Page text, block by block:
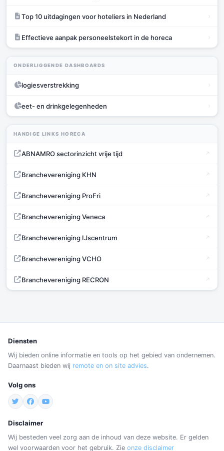
Top 10 uitdagingen voor hoteliers in Nederland ›
Effectieve aanpak personeelstekort in de horeca ›
ONDERLIGGENDE DASHBOARDS
logiesverstrekking ›
eet- en drinkgelegenheden ›
HANDIGE LINKS HORECA
ABNAMRO sectorinzicht vrije tijd
Branchevereniging KHN
Branchevereniging ProFri
Branchevereniging Veneca
Branchevereniging IJscentrum
Branchevereniging VCHO
Branchevereniging RECRON
Diensten
Wij bieden online informatie en tools op het gebied van ondernemen.
Daarnaast bieden wij remote en on site advies.
Volg ons
Disclaimer
Wij besteden veel zorg aan de inhoud van deze website. Er gelden
wel voorwaarden voor het gebruik. Zie onze disclaimer